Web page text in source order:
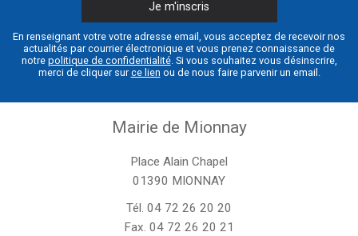
En renseignant votre votre adresse email, vous acceptez de recevoir nos
actualités par courrier électronique et vous prenez connaissance de
notre politique de confidentialité. Si vous souhaitez vous désinscrire,
merci de cliquer surce lien ou de nous faire parvenir un email.
Mairie de Mionnay
Place Alain Chapel
01390 MIONNAY
Tél. 04 72 26 20 20
Fax. 04 72 26 20 21